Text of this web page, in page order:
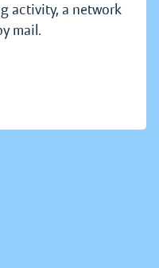
activity, a network
mail.